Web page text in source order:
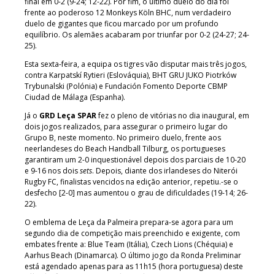
frente ao poderoso 12 Monkeys Köln BHC, num verdadeiro
duelo de gigantes que ficou marcado por um profundo
equilíbrio. Os alemães acabaram por triunfar por 0-2 (24-27; 24-
25).
Esta sexta-feira, a equipa os tigres vão disputar mais três jogos,
contra Karpatskí Rytieri (Eslováquia), BHT GRU JUKO Piotrków
Trybunalski (Polónia) e Fundación Fomento Deporte CBMP
Ciudad de Málaga (Espanha).
Já o GRD Leça SPARfez o pleno de vitórias no dia inaugural, em
dois jogos realizados, para assegurar o primeiro lugar do
Grupo B, neste momento. No primeiro duelo, frente aos
neerlandeses do Beach Handball Tilburg, os portugueses
garantiram um 2-0 inquestionável depois dos parciais de 10-20
e 9-16 nos doissets. Depois, diante dos irlandeses do Niterói
Rugby FC, finalistas vencidos na edição anterior, repetiu.-se o
desfecho [2-0] mas aumentou o grau de dificuldades (19-14; 26-
22).
O emblema de Leça da Palmeira prepara-se agora para um
segundo dia de competição mais preenchido e exigente, com
embates frente a: Blue Team (Itália), Czech Lions (Chéquia) e
Aarhus Beach (Dinamarca). O último jogo da Ronda Preliminar
está agendado apenas para as 11h15 (hora portuguesa) deste